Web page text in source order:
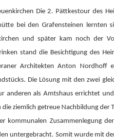
Die 2. Pättkestour des
bei den Grafensteinen lernten
und später kam noch der
stand die Besichtigung des
Architekten Anton Nordhoff
Die Lösung mit den zwei
anderen als Amtshaus errichtet
die ziemlich getreue Nachbildung der
kommunalen Zusammenlegung
untergebracht. Somit wurde mit